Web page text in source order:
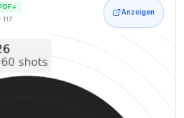
117
Anzeigen